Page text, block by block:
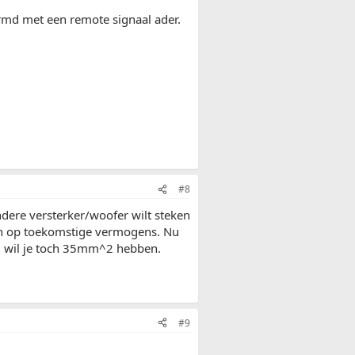
met een remote signaal ader.
#8
versterker/woofer wilt steken
op toekomstige vermogens. Nu
je toch 35mm^2 hebben.
#9